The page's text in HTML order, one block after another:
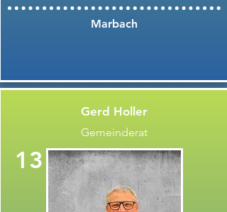
Marbach
Gerd Holler
Gemeinderat
13